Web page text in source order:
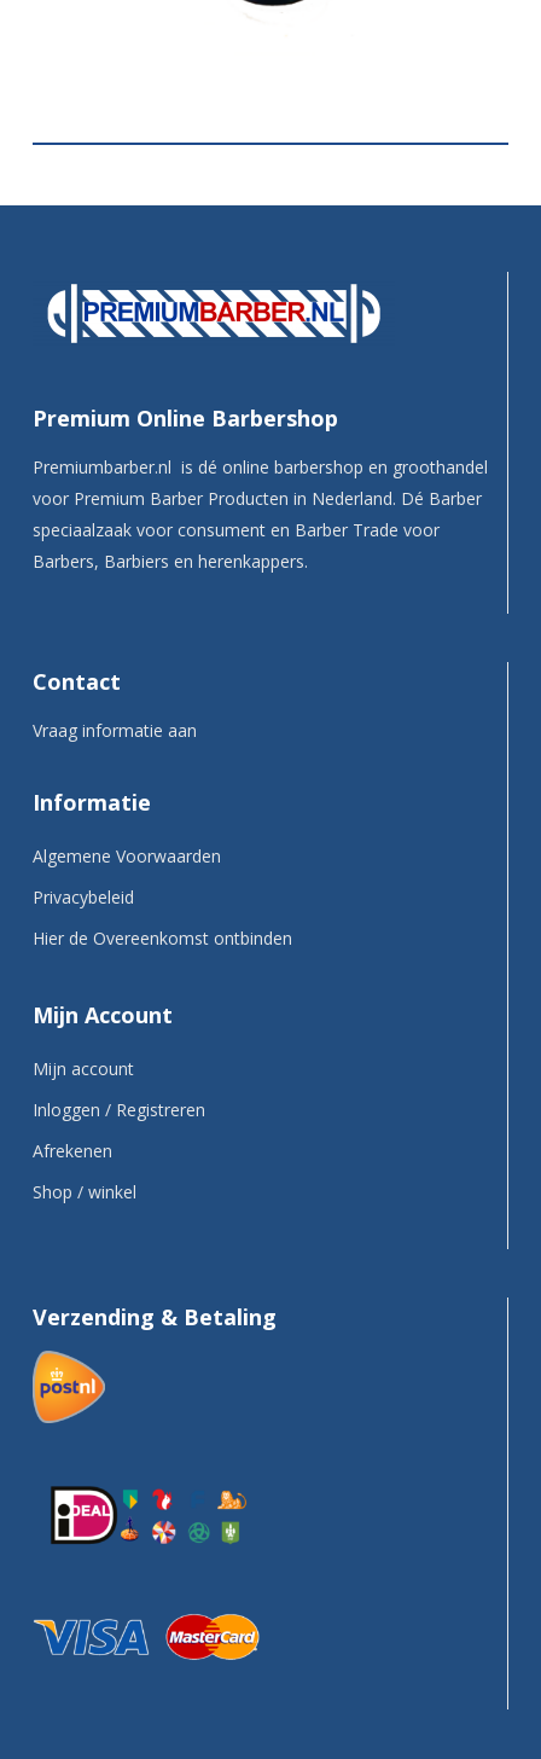
Premium Online Barbershop
Premiumbarber.nl is dé online barbershop en groothandel
voor Premium Barber Producten in Nederland. Dé Barber
speciaalzaak voor consument en Barber Trade voor
Barbers, Barbiers en herenkappers.
Contact
Vraag informatie aan
Informatie
Algemene Voorwaarden
Privacybeleid
Hier de Overeenkomst ontbinden
Mijn Account
Mijn account
Inloggen / Registreren
Afrekenen
Shop / winkel
Verzending & Betaling